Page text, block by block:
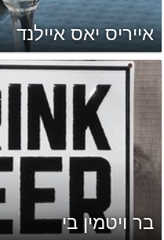
אייריס יאס איילנד
בר ויטמין בי